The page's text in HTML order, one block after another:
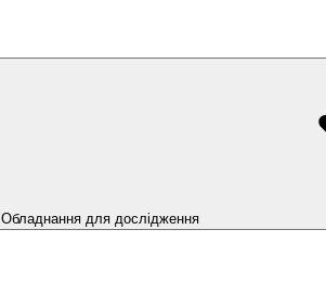
Обладнання для дослідження